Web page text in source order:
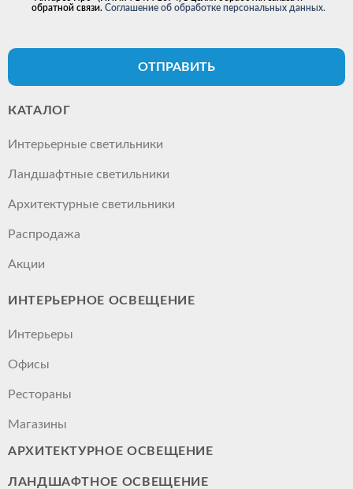
обратной связи. Соглашение об обработке персональных данных.
ОТПРАВИТЬ
КАТАЛОГ
Интерьерные светильники
Ландшафтные светильники
Архитектурные светильники
Распродажа
Акции
ИНТЕРЬЕРНОЕ ОСВЕЩЕНИЕ
Интерьеры
Офисы
Рестораны
Магазины
АРХИТЕКТУРНОЕ ОСВЕЩЕНИЕ
ЛАНДШАФТНОЕ ОСВЕЩЕНИЕ